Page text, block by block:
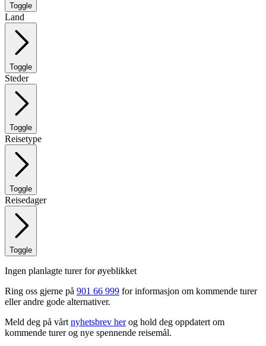
Toggle
Land
Toggle
Steder
Toggle
Reisetype
Toggle
Reisedager
Toggle
Ingen planlagte turer for øyeblikket
Ring oss gjerne på 901 66 999 for informasjon om kommende turer
eller andre gode alternativer.
Meld deg på vårt nyhetsbrev herog hold deg oppdatert om
kommende turer og nye spennende reisemål.